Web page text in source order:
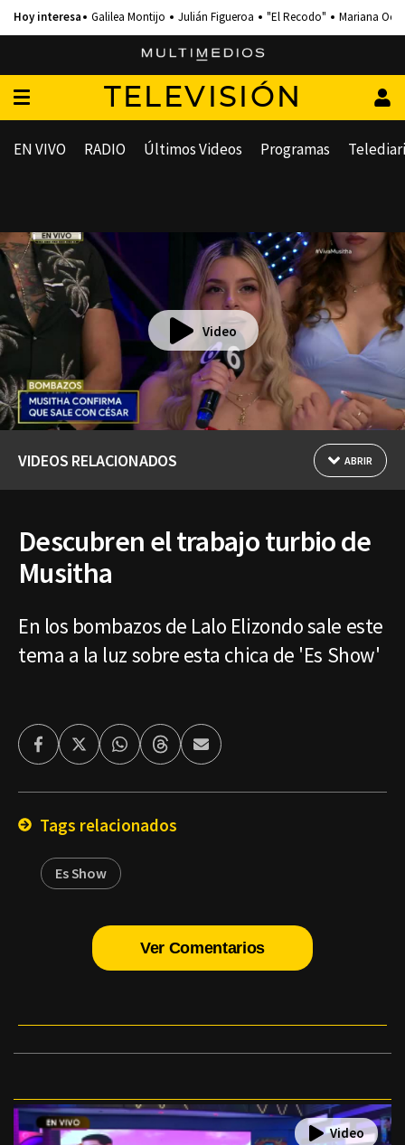
Galilea Montijo Julián Figueroa "El Recodo" Mariana
TELEVISIÓN
EN VIVO RADIO Últimos Videos Programas
Video
VIDEOS RELACIONADOS ABRIR
Descubren el trabajo turbio de
Musitha
En los bombazos de Lalo Elizondo sale este
tema a la luz sobre esta chica de 'Es Show'
FacebookTwitterWhatsappThreadsEnviar
por
Tags relacionados
Es Show
Ver Comentarios